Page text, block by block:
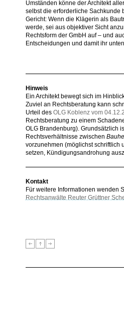
Umständen könne der Architekt
selbst die erforderliche Sachkunde
Gericht: Wenn die Klägerin als
werde, sei aus objektiver Sicht
Rechtsform der GmbH auf – und
Entscheidungen und damit ihr
Hinweis
Ein Architekt bewegt sich im
Zuviel an Rechtsberatung kann
Urteil des OLG Koblenz vom
Rechtsberatung zu einem
OLG Brandenburg). Grundsätzlich
Rechtsverhältnisse zwischen
vorzunehmen (möglichst schriftlich
setzen, Kündigungsandrohung
Kontakt
Für weitere Informationen wenden
Rechtsanwälte Reuter Grüttner